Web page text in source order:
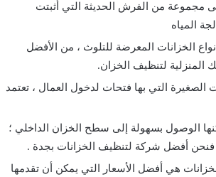
مجموعة من الفرش الحديثة التي أثبتت
المياه
الخزانات المعرضة للتلوث ، من الأفضل
المنزلية لتنظيف الخزان.
الصغيرة التي بها فتحات لدخول العمال ، تعتمد
الوصول بسهولة إلى سطح الخزان الداخلي ؛
فنحن أفضل شركة لتنظيف الخزانات بجدة .
هي أفضل الأسعار التي يمكن أن تقدمها